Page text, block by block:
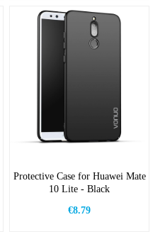
Protective Case for Huawei Mate
10 Lite - Black
€8.79